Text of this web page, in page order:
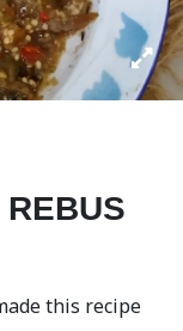
this recipe